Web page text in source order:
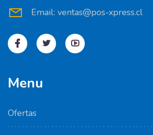
Email: ventas@pos-xpress.cl
Menu
Ofertas